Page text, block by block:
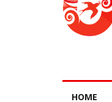
HOME